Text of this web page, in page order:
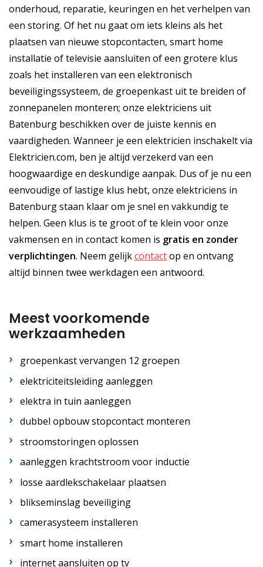
onderhoud, reparatie, keuringen en het verhelpen van
een storing. Of het nu gaat om iets kleins als het
plaatsen van nieuwe stopcontacten, smart home
installatie of televisie aansluiten of een grotere klus
zoals het installeren van een elektronisch
beveiligingssysteem, de groepenkast uit te breiden of
zonnepanelen monteren; onze elektriciens uit
Batenburg beschikken over de juiste kennis en
vaardigheden. Wanneer je een elektricien inschakelt via
Elektricien.com, ben je altijd verzekerd van een
hoogwaardige en deskundige aanpak. Dus of je nu een
eenvoudige of lastige klus hebt, onze elektriciens in
Batenburg staan klaar om je snel en vakkundig te
helpen. Geen klus is te groot of te klein voor onze
vakmensen en in contact komen is gratis en zonder
verplichtingen. Neem gelijkcontactop en ontvang
altijd binnen twee werkdagen een antwoord.
Meest voorkomende
werkzaamheden
groepenkast vervangen 12 groepen
elektriciteitsleiding aanleggen
elektra in tuin aanleggen
dubbel opbouw stopcontact monteren
stroomstoringen oplossen
aanleggen krachtstroom voor inductie
losse aardlekschakelaar plaatsen
blikseminslag beveiliging
camerasysteem installeren
smart home installeren
internet aansluiten op tv